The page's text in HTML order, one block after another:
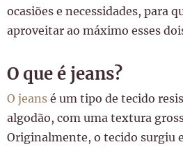
ocasiões e necessidades, para
aproveitar ao máximo esses
O que é jeans?
O jeans é um tipo de tecido
algodão, com uma textura
Originalmente, o tecido surgiu